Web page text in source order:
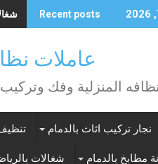
Recent posts
عاملات نظافة
المنزلية وفك
نجار تركيب اثاث بالدمام
مطابخ بالدمام شغالات